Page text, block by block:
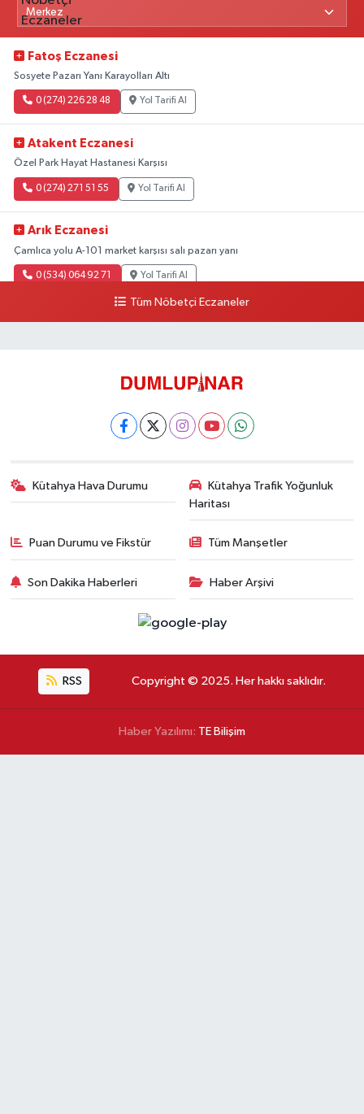
Fatoş Eczanesi
Sosyete Pazarı Yanı Karayolları Altı
0 (274) 226 28 48 Yol Tarifi Al
Atakent Eczanesi
Özel Park Hayat Hastanesi Karşısı
0 (274) 271 51 55 Yol Tarifi Al
Arık Eczanesi
Çamlıca yolu A-101 market karşısı salı pazarı yanı
0 (534) 064 92 71 Yol Tarifi Al
Tüm Nöbetçi Eczaneler
Kütahya Hava Durumu
Kütahya Trafik Yoğunluk
Haritası
Puan Durumu ve Fikstür Tüm Manşetler
Son Dakika Haberleri Haber Arşivi
RSS Copyright © 2025. Her hakkı saklıdır.
Haber Yazılımı: TE Bilişim